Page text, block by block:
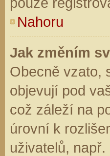
Nahoru
Jak změním
Obecně vzato,
objevují pod
což záleží na
úrovní k
uživatelů,